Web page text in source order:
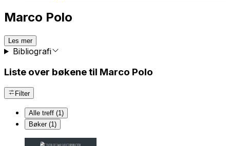
Marco Polo
Les mer
Bibliografi
Liste over bøkene til Marco Polo
Filter
Alle treff (1)
Bøker (1)